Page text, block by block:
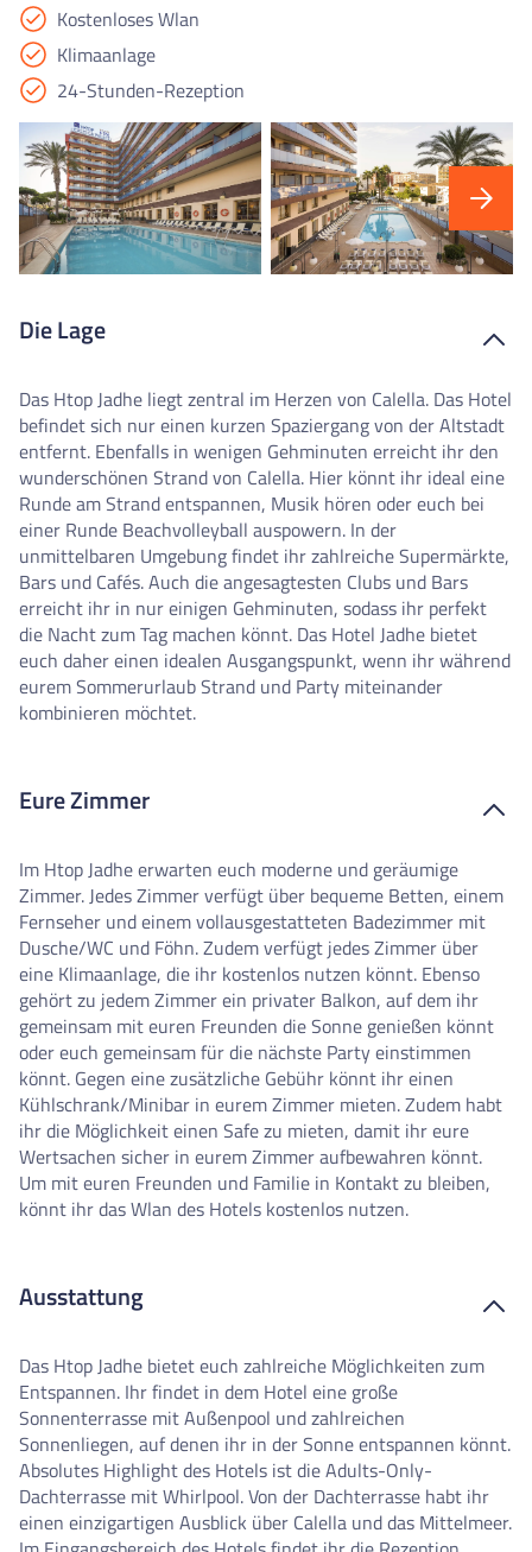
Kostenloses Wlan
Klimaanlage
24-Stunden-Rezeption
Die Lage
Das Htop Jadhe liegt zentral im Herzen von Calella. Das Hotel
befindet sich nur einen kurzen Spaziergang von der Altstadt
entfernt. Ebenfalls in wenigen Gehminuten erreicht ihr den
wunderschönen Strand von Calella. Hier könnt ihr ideal eine
Runde am Strand entspannen, Musik hören oder euch bei
einer Runde Beachvolleyball auspowern. In der
unmittelbaren Umgebung findet ihr zahlreiche Supermärkte,
Bars und Cafés. Auch die angesagtesten Clubs und Bars
erreicht ihr in nur einigen Gehminuten, sodass ihr perfekt
die Nacht zum Tag machen könnt. Das Hotel Jadhe bietet
euch daher einen idealen Ausgangspunkt, wenn ihr während
eurem Sommerurlaub Strand und Party miteinander
kombinieren möchtet.
Eure Zimmer
Im Htop Jadhe erwarten euch moderne und geräumige
Zimmer. Jedes Zimmer verfügt über bequeme Betten, einem
Fernseher und einem vollausgestatteten Badezimmer mit
Dusche/WC und Föhn. Zudem verfügt jedes Zimmer über
eine Klimaanlage, die ihr kostenlos nutzen könnt. Ebenso
gehört zu jedem Zimmer ein privater Balkon, auf dem ihr
gemeinsam mit euren Freunden die Sonne genießen könnt
oder euch gemeinsam für die nächste Party einstimmen
könnt. Gegen eine zusätzliche Gebühr könnt ihr einen
Kühlschrank/Minibar in eurem Zimmer mieten. Zudem habt
ihr die Möglichkeit einen Safe zu mieten, damit ihr eure
Wertsachen sicher in eurem Zimmer aufbewahren könnt.
Um mit euren Freunden und Familie in Kontakt zu bleiben,
könnt ihr das Wlan des Hotels kostenlos nutzen.
Ausstattung
Das Htop Jadhe bietet euch zahlreiche Möglichkeiten zum
Entspannen. Ihr findet in dem Hotel eine große
Sonnenterrasse mit Außenpool und zahlreichen
Sonnenliegen, auf denen ihr in der Sonne entspannen könnt.
Absolutes Highlight des Hotels ist die Adults-Only-
Dachterrasse mit Whirlpool. Von der Dachterrasse habt ihr
einen einzigartigen Ausblick über Calella und das Mittelmeer.